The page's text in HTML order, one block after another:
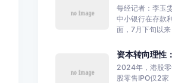
每经记者：李玉
中小银行在存款
面，7月下旬以
资本转向理性
2024年，港股
股零售IPO仅2家